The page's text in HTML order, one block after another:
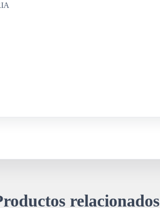
relacionados